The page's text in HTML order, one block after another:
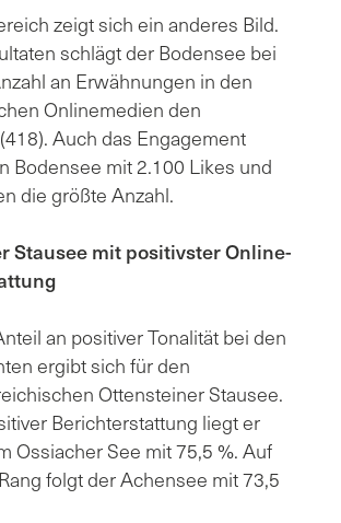
zeigt sich ein anderes Bild.
schlägt der Bodensee bei
an Erwähnungen in den
Onlinemedien den
Auch das Engagement
Bodensee mit 2.100 Likes und
die größte Anzahl.
Stausee mit positivster Online-
an positiver Tonalität bei den
ergibt sich für den
Ottensteiner Stausee.
Berichterstattung liegt er
Ossiacher See mit 75,5 %. Auf
folgt der Achensee mit 73,5